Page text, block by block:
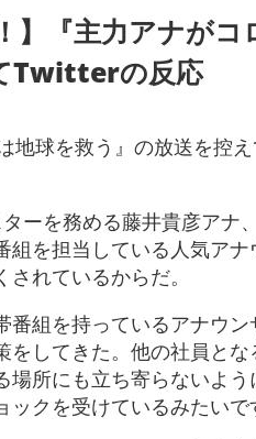
】『主力アナが
Twitterの反応
地球を救う』の放送を控
ーを務める藤井貴彦アナ
を担当している人気ア
れているからだ。
番組を持っているアナウ
してきた。他の社員とな
所にも立ち寄らないよ
クを受けているみたいで